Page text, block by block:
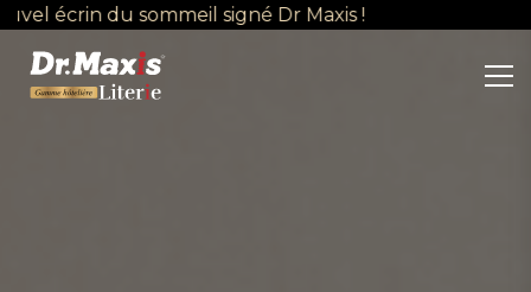
du sommeil signé Dr Maxis !